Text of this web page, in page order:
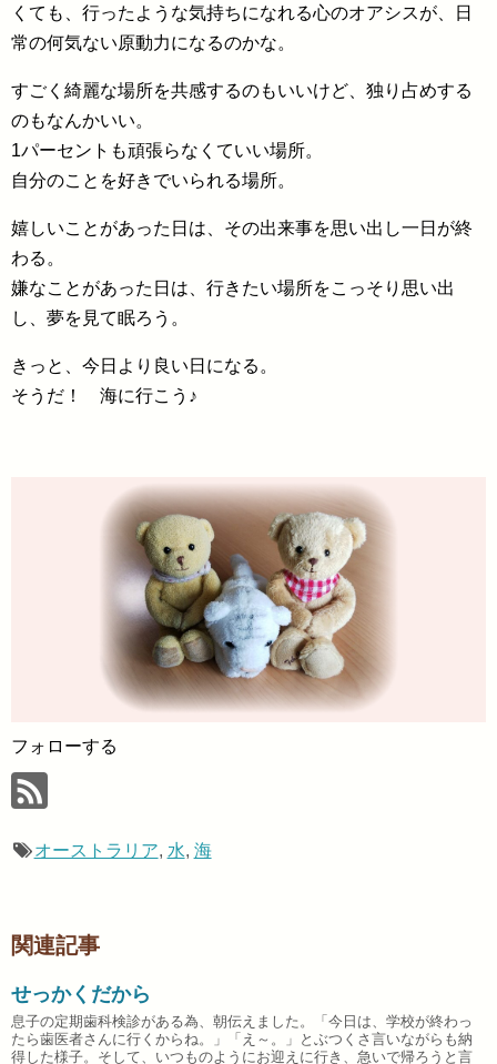
くても、行ったような気持ちになれる心のオアシスが、日
常の何気ない原動力になるのかな。
すごく綺麗な場所を共感するのもいいけど、独り占めする
のもなんかいい。
1パーセントも頑張らなくていい場所。
自分のことを好きでいられる場所。
嬉しいことがあった日は、その出来事を思い出し一日が終
わる。
嫌なことがあった日は、行きたい場所をこっそり思い出
し、夢を見て眠ろう。
きっと、今日より良い日になる。
そうだ！ 海に行こう♪
フォローする
オーストラリア, 水, 海
関連記事
せっかくだから
息子の定期歯科検診がある為、朝伝えました。「今日は、学校が終わっ
たら歯医者さんに行くからね。」「え～。」とぶつくさ言いながらも納
得した様子。そして、いつものようにお迎えに行き、急いで帰ろうと言